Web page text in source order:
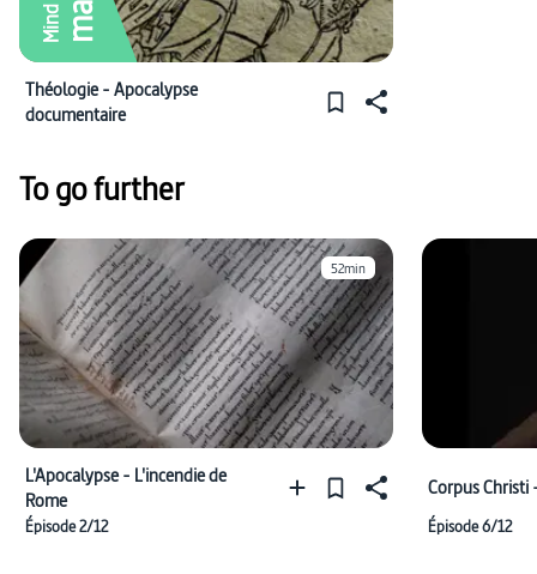
Mindmap
Théologie - Apocalypse
documentaire
To go further
52min
L'Apocalypse - L'incendie de
Rome
Épisode 2/12
Corpus Christi
Épisode 6/12